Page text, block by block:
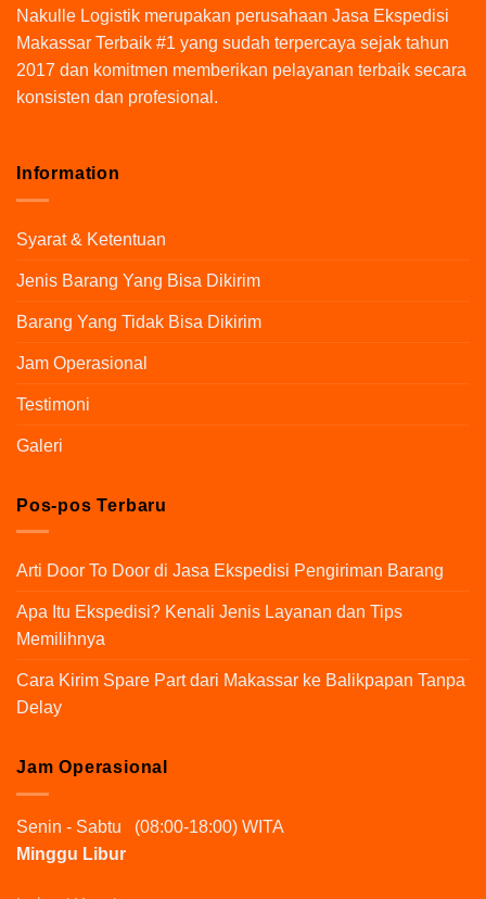
Nakulle Logistik merupakan perusahaan Jasa Ekspedisi
Makassar Terbaik #1 yang sudah terpercaya sejak tahun
2017 dan komitmen memberikan pelayanan terbaik secara
konsisten dan profesional.
Information
Syarat & Ketentuan
Jenis Barang Yang Bisa Dikirim
Barang Yang Tidak Bisa Dikirim
Jam Operasional
Testimoni
Galeri
Pos-pos Terbaru
Arti Door To Door di Jasa Ekspedisi Pengiriman Barang
Apa Itu Ekspedisi? Kenali Jenis Layanan dan Tips
Memilihnya
Cara Kirim Spare Part dari Makassar ke Balikpapan Tanpa
Delay
Jam Operasional
Senin - Sabtu (08:00-18:00) WITA
Minggu Libur